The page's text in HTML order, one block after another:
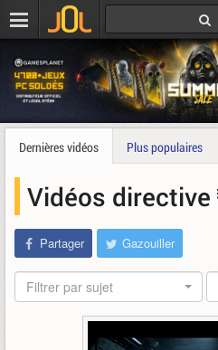
Dernières vidéos Plus populaires
Vidéos directive
Partager Gazouiller
Filtrer par sujet